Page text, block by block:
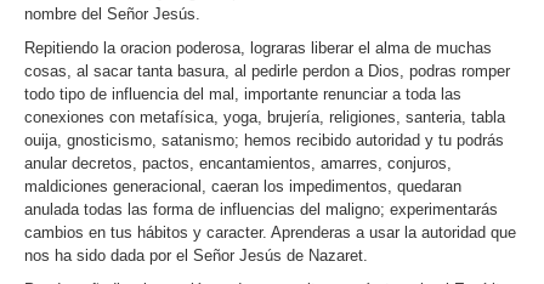
nombre del Señor Jesús.
Repitiendo la oracion poderosa, lograras liberar el alma de muchas
cosas, al sacar tanta basura, al pedirle perdon a Dios, podras romper
todo tipo de influencia del mal, importante renunciar a toda las
conexiones con metafísica, yoga, brujería, religiones, santeria, tabla
ouija, gnosticismo, satanismo; hemos recibido autoridad y tu podrás
anular decretos, pactos, encantamientos, amarres, conjuros,
maldiciones generacional, caeran los impedimentos, quedaran
anulada todas las forma de influencias del maligno; experimentarás
cambios en tus hábitos y caracter. Aprenderas a usar la autoridad que
nos ha sido dada por el Señor Jesús de Nazaret.